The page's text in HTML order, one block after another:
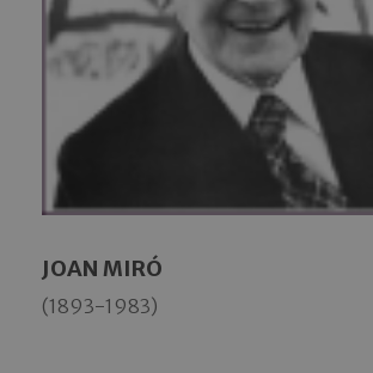
JOAN MIRÓ
(1893-1983)